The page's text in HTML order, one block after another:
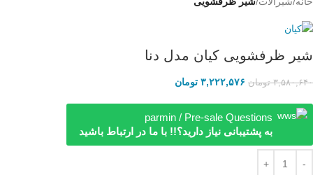
شیر ظرفشویی کیان مدل دنا
۳,۵۸۰,۶۴۰ تومان ۳,۲۲۲,۵۷۶ تومان
parmin / Pre-sale Questions
به پشتیبانی نیاز دارید؟!! با ما در ارتباط باشید